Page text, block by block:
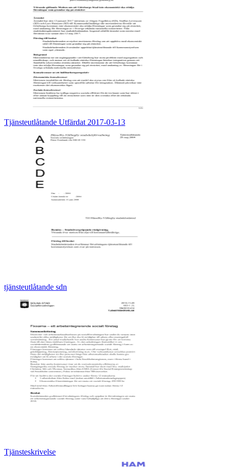
Tjänsteutlåtande Utfärdat 2017-03-13
tjänsteutlåtande sdn
Tjänsteskrivelse